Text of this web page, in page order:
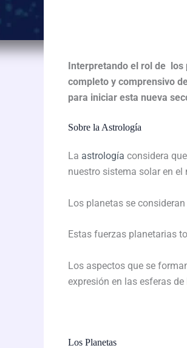
Interpretando el rol de
completo y comprensivo
para iniciar esta nueva
Sobre la Astrología
La astrología considera
nuestro sistema solar en
Los planetas se
Estas fuerzas planetarias
Los aspectos que se
expresión en las esferas
Los Planetas